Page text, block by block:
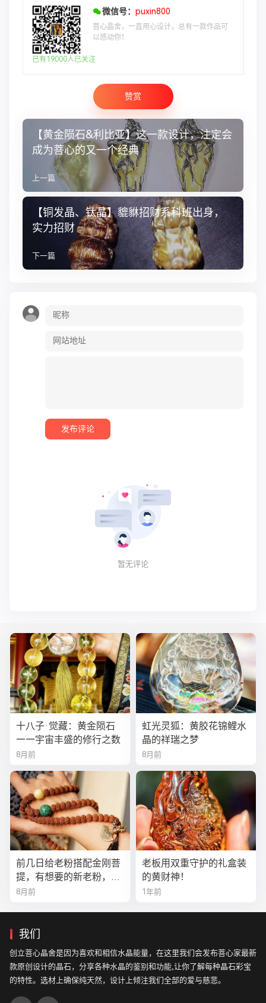
微信号： puxin800
菩心晶舍，一直用心设计，总有一款作品可
以感动你！
已有19000人已关注
赞赏
【黄金陨石&利比亚】这一款设计，注定会
成为菩心的又一个经典
上一篇
【铜发晶、钛晶】貔貅招财系科班出身，
实力招财
下一篇
暂无评论
十八子·觉藏：黄金陨石
——宇宙丰盛的修行之数
8月前
虹光灵狐：黄胶花锦鲤水
晶的祥瑞之梦
8月前
前几日给老粉搭配金刚菩
提，有想要的新老粉，都
可以来排队
8月前
老板用双重守护的礼盒装
的黄财神！
1年前
我们
创立菩心晶舍是因为喜欢和相信水晶能量，在这里我们会发布菩心家最新
款原创设计的晶石，分享各种水晶的鉴别和功能,让你了解每种晶石彩宝
的特性。选材上确保纯天然，设计上倾注我们全部的爱与慈悲。